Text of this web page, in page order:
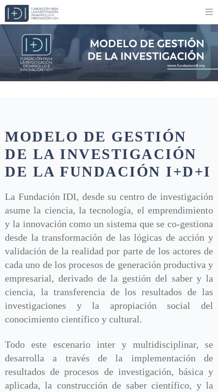
MODELO DE GESTIÓN
DE LA INVESTIGACIÓN
DE LA FUNDACIÓN I+D+I
La Fundación IDI, desde su centro de investigación
asume la ciencia, la tecnología, el emprendimiento
y la innovación como un sistema que se co-gestiona
desde la transformación de las lógicas de acción y
validación de la realidad por parte de los actores de
cada uno de los procesos de generación productiva y
empresarial, derivado de la gestión del saber y la
ciencia, la transferencia de los resultados de las
investigaciones y la apropiación social del
conocimiento científico y cultural.
Todo este escenario inter y multidisciplinar, se
desarrolla a través de la implementación de
resultados de procesos de investigación, básica y
aplicada, la construcción de saber científico, y la